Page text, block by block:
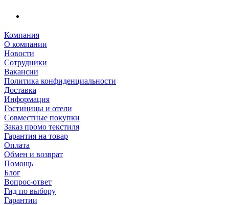
Компания
О компании
Новости
Сотрудники
Вакансии
Политика конфиденциальности
Доставка
Информация
Гостиницы и отели
Совместные покупки
Заказ промо текстиля
Гарантия на товар
Оплата
Обмен и возврат
Помощь
Блог
Вопрос-ответ
Гид по выбору
Гарантии